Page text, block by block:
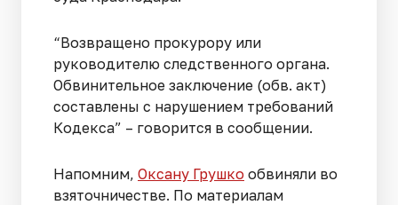
“Возвращено прокурору или
руководителю следственного органа.
Обвинительное заключение (обв. акт)
составлены с нарушением требований
Кодекса” – говорится в сообщении.
Напомним, Оксану Грушко обвиняли во
взяточничестве. По материалам